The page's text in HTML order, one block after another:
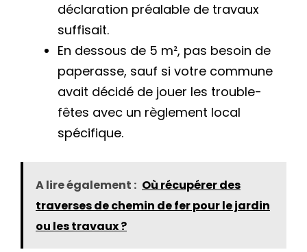
déclaration préalable de travaux
suffisait.
En dessous de 5 m², pas besoin de
paperasse, sauf si votre commune
avait décidé de jouer les trouble-
fêtes avec un règlement local
spécifique.
A lire également : Où récupérer des
traverses de chemin de fer pour le jardin
ou les travaux ?